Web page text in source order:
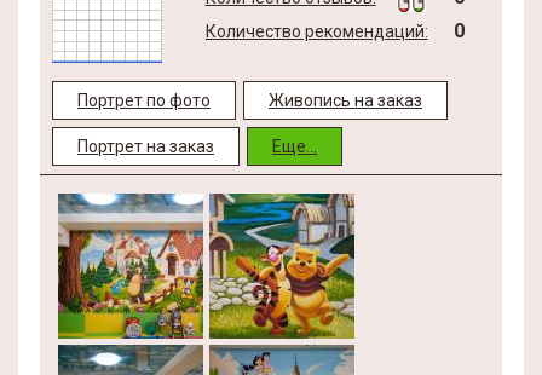
Количество рекомендаций: 0
Портрет по фото Живопись на заказ
Портрет на заказ Еще...